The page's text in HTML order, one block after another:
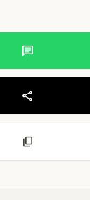
chat
share
content_copy